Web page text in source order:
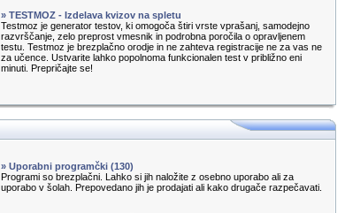
» TESTMOZ - Izdelava kvizov na spletu
Testmoz je generator testov, ki omogoča štiri vrste vprašanj, samodejno
razvrščanje, zelo preprost vmesnik in podrobna poročila o opravljenem
testu. Testmoz je brezplačno orodje in ne zahteva registracije ne za vas ne
za učence. Ustvarite lahko popolnoma funkcionalen test v približno eni
minuti. Prepričajte se!
» Uporabni programčki (130)
Programi so brezplačni. Lahko si jih naložite z osebno uporabo ali za
uporabo v šolah. Prepovedano jih je prodajati ali kako drugače razpečavati.